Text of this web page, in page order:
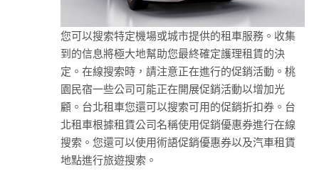
您可以搜索特定機場或城市提供的租車服務。收集
到的信息將極大地幫助您最終確定護理租賃的決
定。在線搜索時，請注意正在進行的促銷活動。桃
園民宿一些公司可能正在開展促銷活動以增加光
顧。台北租車您還可以搜索可用的促銷折扣券。台
北租車根據租賃公司名稱使用促銷優惠券進行在線
搜索。您還可以使用術語促銷優惠券以及汽車租賃
地點進行旅遊搜索。